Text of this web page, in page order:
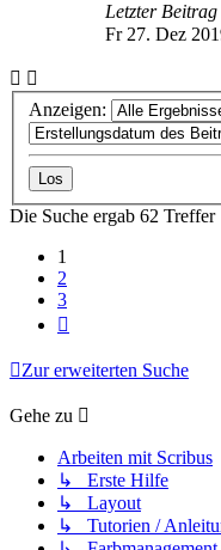
Letzter Beitrag
Fr 27. Dez
Anzeigen:
Die Suche ergab 62 Treffer
1
2
3
Zur erweiterten Suche
Gehe zu
Arbeiten mit Scribus
↳ Erste Hilfe
↳ Layout
↳ Tutorien /